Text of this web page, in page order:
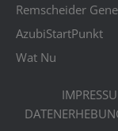
Remscheider
AzubiStartPunkt
Wat Nu